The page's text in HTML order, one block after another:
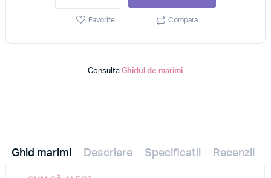
Favorite Compara
ConsultaGhidul de marimi
Ghid marimi Descriere Specificatii Recenzii